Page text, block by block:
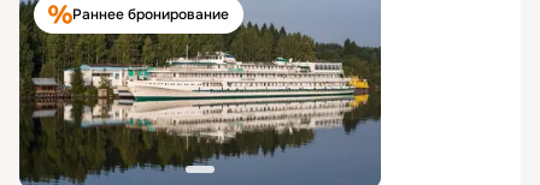
Раннее бронирование